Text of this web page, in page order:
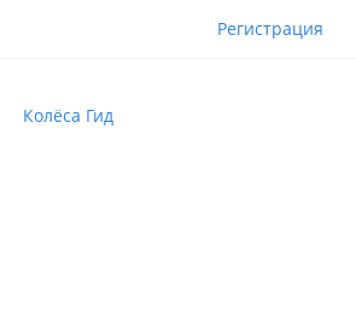
Регистрация
Колёса Гид